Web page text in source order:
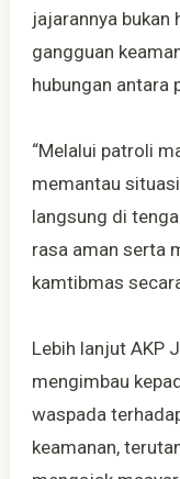
jajarannya bukan
gangguan
hubungan antara
“Melalui patroli
memantau
langsung di
rasa aman serta
kamtibmas
Lebih lanjut AKP
mengimbau
waspada
keamanan,